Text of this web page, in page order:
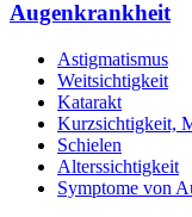
Augenkrankheit
Astigmatismus
Weitsichtigkeit
Katarakt
Kurzsichtigkeit,
Schielen
Alterssichtigkeit
Symptome von